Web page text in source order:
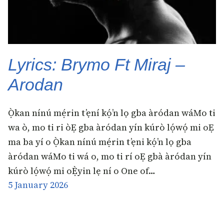
Lyrics: Brymo Ft Miraj –
Arodan
Ọ̀kan nínú mẹ́rin t’ẹní kọ́’n lọ gba àródan wáMo ti
wa ò, mo ti ri òẸ gba àródan yín kúrò lọ́wọ́ mi oẸ
ma ba yí o Ọ̀kan nínú mẹ́rin t’ẹni kọ́’n lọ gba
àródan wáMo ti wá o, mo ti rí oẸ gbà àródan yín
kúrò lọ́wọ́ mi oẸ̀yin lẹ ní o One of…
5 January 2026